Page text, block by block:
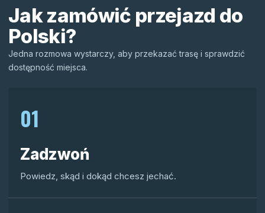
Jak zamówić przejazd do
Polski?
Jedna rozmowa wystarczy, aby przekazać trasę i sprawdzić
dostępność miejsca.
01
Zadzwoń
Powiedz, skąd i dokąd chcesz jechać.